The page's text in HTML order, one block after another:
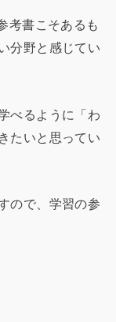
考書こそあるも
分野と感じてい
べるように「わ
たいと思ってい
ので、学習の参